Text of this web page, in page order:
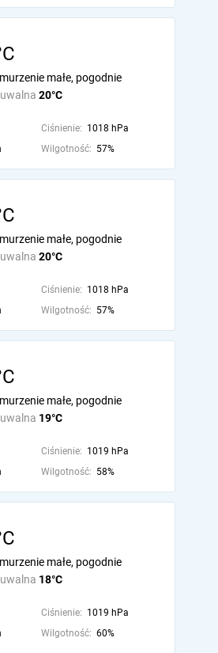
20°C
małe, pogodnie
Ciśnienie: 1018 hPa
Wilgotność: 57%
20°C
małe, pogodnie
Ciśnienie: 1018 hPa
Wilgotność: 57%
19°C
małe, pogodnie
Ciśnienie: 1019 hPa
Wilgotność: 58%
18°C
małe, pogodnie
Ciśnienie: 1019 hPa
Wilgotność: 60%